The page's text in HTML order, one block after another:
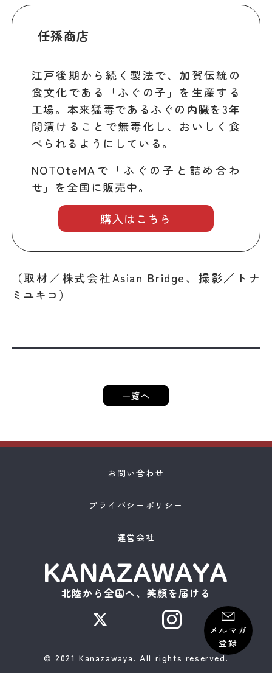
任孫商店
江戸後期から続く製法で、加賀伝統の
食文化である「ふぐの子」を生産する
工場。本来猛毒であるふぐの内臓を3年
間漬けることで無毒化し、おいしく食
べられるようにしている。
NOTOteMAで「ふぐの子と詰め合わ
せ」を全国に販売中。
購入はこちら
（取材／株式会社Asian Bridge、撮影／トナ
ミユキコ）
一覧へ
メルマガ
登録
お問い合わせ
プライバシーポリシー
運営会社
北陸から全国へ、笑顔を届ける
© 2021 Kanazawaya. All rights reserved.